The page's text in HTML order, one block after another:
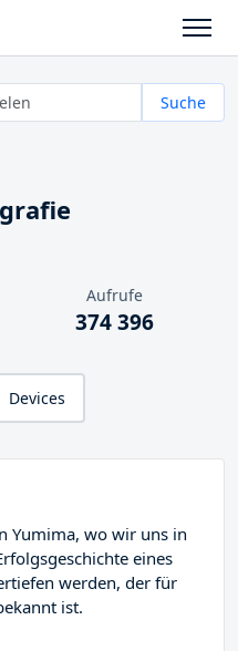
Suche
Aufrufe
374 396
Devices
Yumima, wo wir uns in
eines
werden, der für
ist.